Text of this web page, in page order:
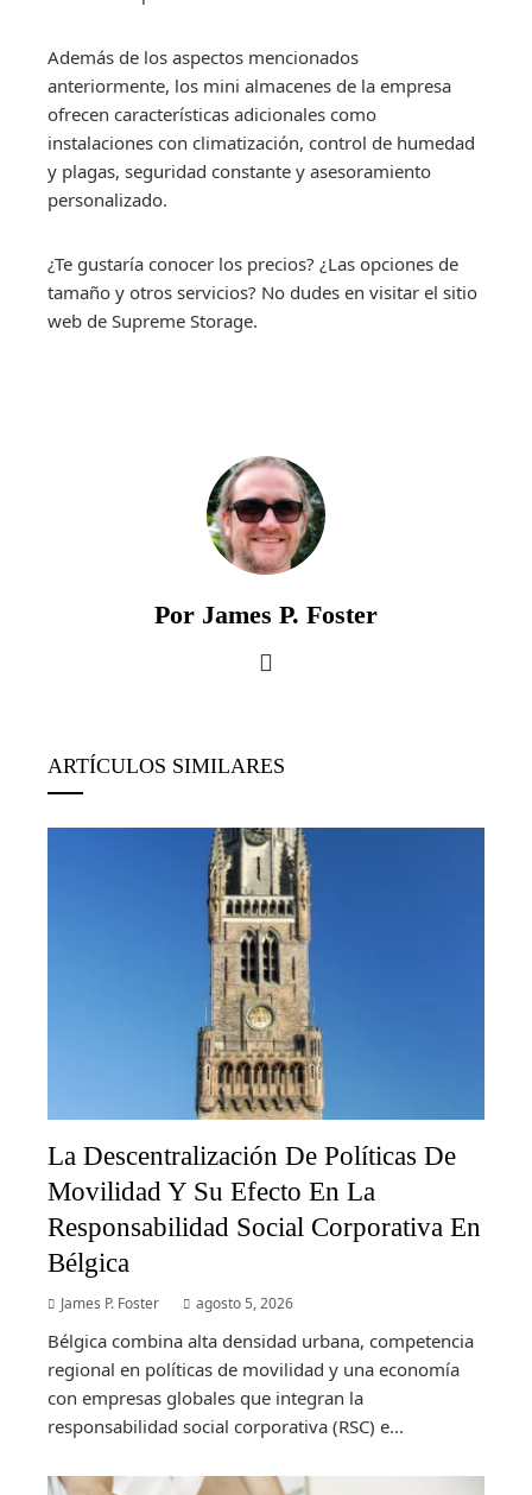
Además de los aspectos mencionados
anteriormente, los mini almacenes de la empresa
ofrecen características adicionales como
instalaciones con climatización, control de humedad
y plagas, seguridad constante y asesoramiento
personalizado.
¿Te gustaría conocer los precios? ¿Las opciones de
tamaño y otros servicios? No dudes en visitar el sitio
web de Supreme Storage.
Por James P. Foster
ARTÍCULOS SIMILARES
La Descentralización De Políticas De
Movilidad Y Su Efecto En La
Responsabilidad Social Corporativa En
Bélgica
James P. Foster agosto 5, 2026
Bélgica combina alta densidad urbana, competencia
regional en políticas de movilidad y una economía
con empresas globales que integran la
responsabilidad social corporativa (RSC) e...